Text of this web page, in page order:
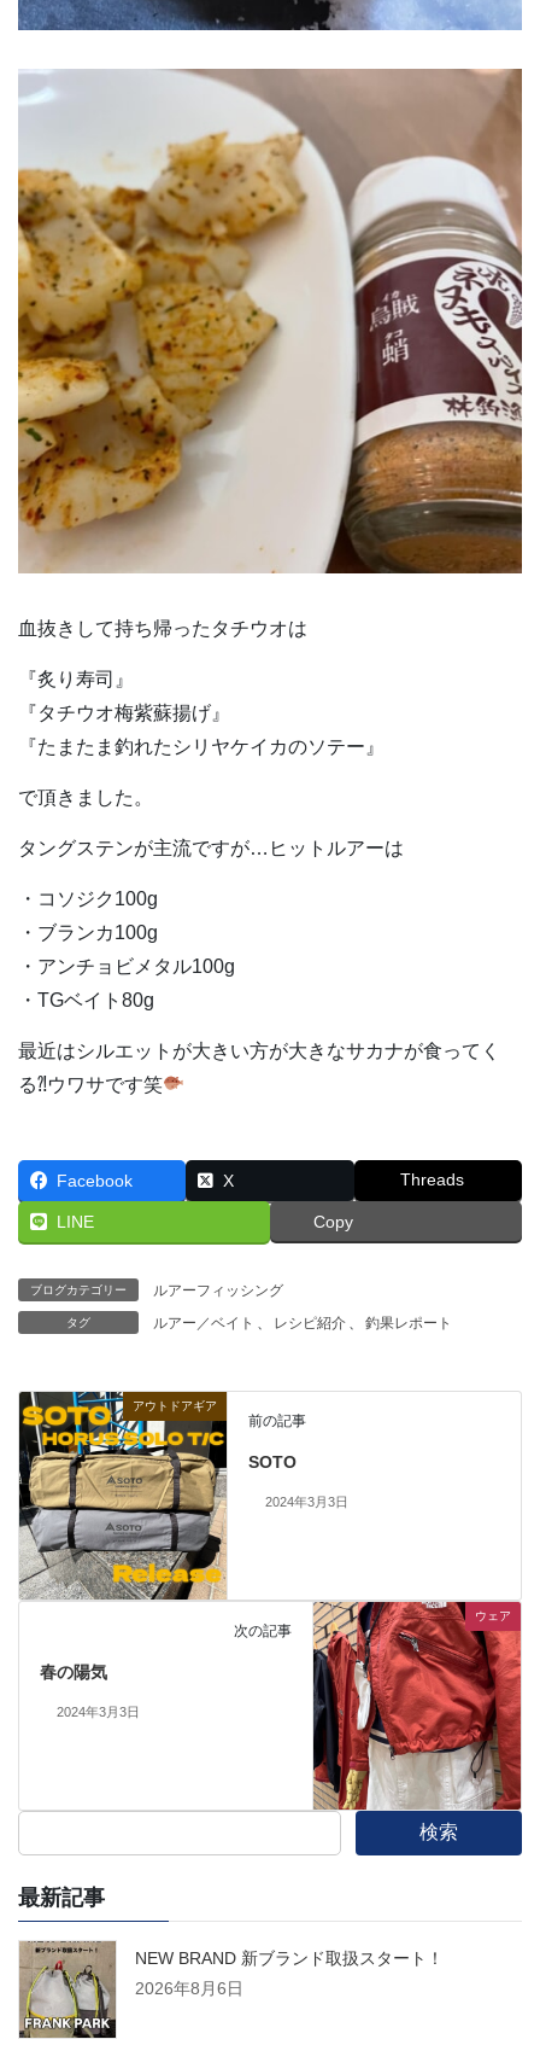
血抜きして持ち帰ったタチウオは
『炙り寿司』
『タチウオ梅紫蘇揚げ』
『たまたま釣れたシリヤケイカのソテー』
で頂きました。
タングステンが主流ですが…ヒットルアーは
・コソジク100g
・ブランカ100g
・アンチョビメタル100g
・TGベイト80g
最近はシルエットが大きい方が大きなサカナが食ってく
る⁈ウワサです笑
Facebook X Threads
LINE Copy
ブログカテゴリー ルアーフィッシング
タグ ルアー／ベイト レシピ紹介 釣果レポート
アウトドアギア
前の記事
SOTO
2024年3月3日
ウェア
次の記事
春の陽気
2024年3月3日
検索
最新記事
NEW BRAND 新ブランド取扱スタート！
2026年8月6日